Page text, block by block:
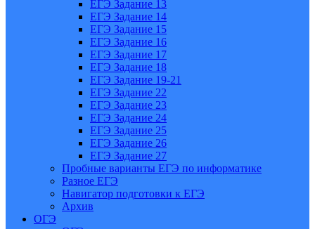
ЕГЭ Задание 13
ЕГЭ Задание 14
ЕГЭ Задание 15
ЕГЭ Задание 16
ЕГЭ Задание 17
ЕГЭ Задание 18
ЕГЭ Задание 19-21
ЕГЭ Задание 22
ЕГЭ Задание 23
ЕГЭ Задание 24
ЕГЭ Задание 25
ЕГЭ Задание 26
ЕГЭ Задание 27
Пробные варианты ЕГЭ по информатике
Разное ЕГЭ
Навигатор подготовки к ЕГЭ
Архив
ОГЭ